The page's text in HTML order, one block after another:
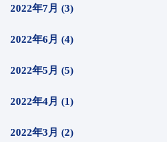
2022年7月 (3)
2022年6月 (4)
2022年5月 (5)
2022年4月 (1)
2022年3月 (2)